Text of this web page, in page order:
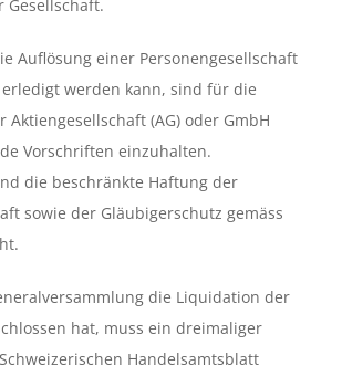
Gesellschaft.
Auflösung einer Personengesellschaft
werden kann, sind für die
Aktiengesellschaft (AG) oder GmbH
Vorschriften einzuhalten.
die beschränkte Haftung der
sowie der Gläubigerschutz gemäss
die Liquidation der
hat, muss ein dreimaliger
Handelsamtsblatt